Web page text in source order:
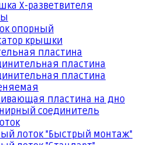
Х-разветвителя
опорный
крышки
пластина
пластина
пластина
пластина на дно
соединитель
лоток "Быстрый монтаж"